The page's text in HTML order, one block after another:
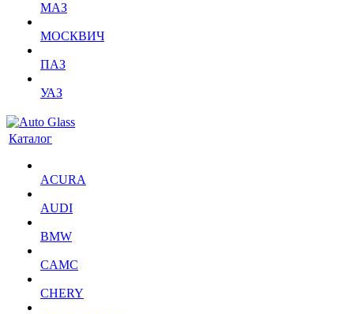
МАЗ
МОСКВИЧ
ПАЗ
УАЗ
Каталог
ACURA
AUDI
BMW
CAMC
CHERY